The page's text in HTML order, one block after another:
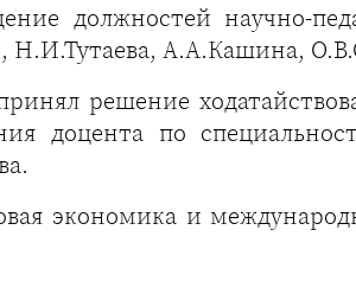
должностей научно-
А.А.Кашина,
решение
доцента по
экономика и